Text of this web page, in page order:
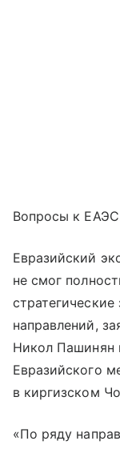
Вопросы к
Евразийский
не смог
направлений,
Никол Пашинян
Евразийского
в киргизском
«По ряду